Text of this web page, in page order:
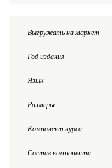
Выгружать на маркет
Год издания
Язык
Размеры
Компонент курса
Состав компонента